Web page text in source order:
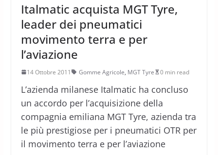
Italmatic acquista MGT Tyre,
leader dei pneumatici
movimento terra e per
l’aviazione
14 Ottobre 2011 Gomme Agricole, MGT Tyre 0 min read
L’azienda milanese Italmatic ha concluso
un accordo per l’acquisizione della
compagnia emiliana MGT Tyre, azienda tra
le più prestigiose per i pneumatici OTR per
il movimento terra e per l’aviazione